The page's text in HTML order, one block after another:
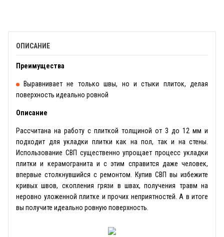
ОПИСАНИЕ
Преимущества
Выравнивает не только швы, но и стыки плиток, делая
поверхность идеально ровной
Описание
Рассчитана на работу с плиткой толщиной от 3 до 12 мм и
подходит для укладки плитки как на пол, так и на стены.
Использование СВП существенно упрощает процесс укладки
плитки и керамогранита и с этим справится даже человек,
впервые столкнувшийся с ремонтом. Купив СВП вы избежите
кривых швов, скопления грязи в швах, получения травм на
неровно уложенной плитке и прочих неприятностей. А в итоге
вы получите идеально ровную поверхность.